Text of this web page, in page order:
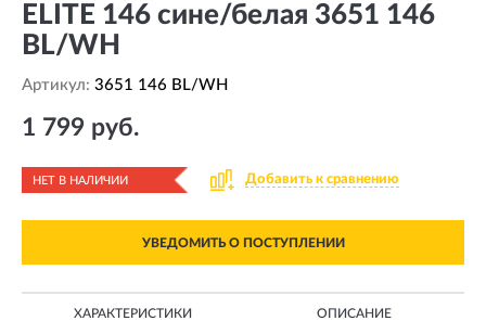
ELITE 146 сине/белая 3651 146
BL/WH
Артикул: 3651 146 BL/WH
1 799 руб.
НЕТ В НАЛИЧИИ Добавить к сравнению
УВЕДОМИТЬ О ПОСТУПЛЕНИИ
ХАРАКТЕРИСТИКИ ОПИСАНИЕ